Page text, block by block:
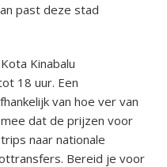
past deze stad
Kinabalu
18 uur. Een
van hoe ver van
dat de prijzen voor
naar nationale
Bereid je voor